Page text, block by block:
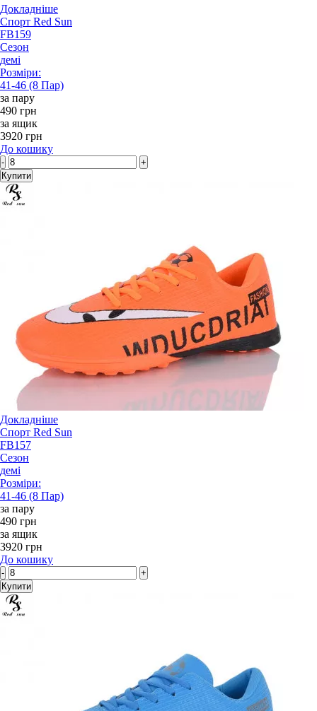
Докладніше
Спорт Red Sun
FB159
Сезон
демі
Розміри:
41-46 (8 Пар)
за пару
490 грн
за ящик
3920 грн
До кошику
-
+
Купити
Докладніше
Спорт Red Sun
FB157
Сезон
демі
Розміри:
41-46 (8 Пар)
за пару
490 грн
за ящик
3920 грн
До кошику
-
+
Купити